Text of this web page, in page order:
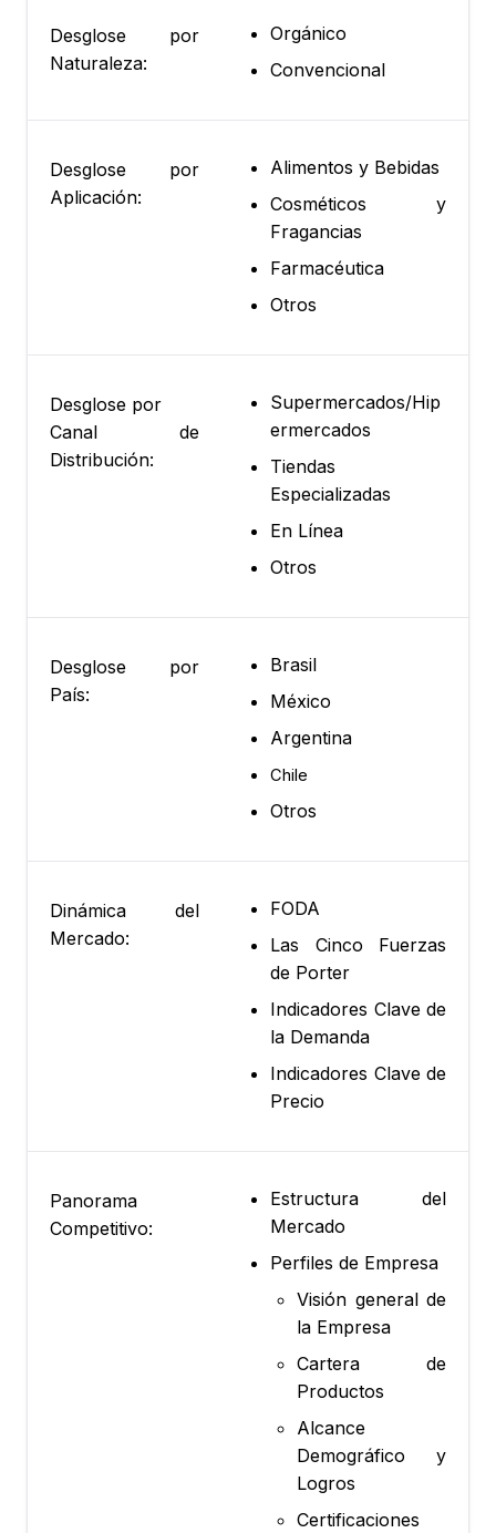
Desglose por
Naturaleza:
Orgánico
Convencional
Desglose por
Aplicación:
Alimentos y Bebidas
Cosméticos y
Fragancias
Farmacéutica
Otros
Desglose por
Canal de
Distribución:
Supermercados/Hip
ermercados
Tiendas
Especializadas
En Línea
Otros
Desglose por
País:
Brasil
México
Argentina
Chile
Otros
Dinámica del
Mercado:
FODA
Las Cinco Fuerzas
de Porter
Indicadores Clave de
la Demanda
Indicadores Clave de
Precio
Panorama
Competitivo:
Estructura del
Mercado
Perfiles de Empresa
Visión general de
la Empresa
Cartera de
Productos
Alcance
Demográfico y
Logros
Certificaciones